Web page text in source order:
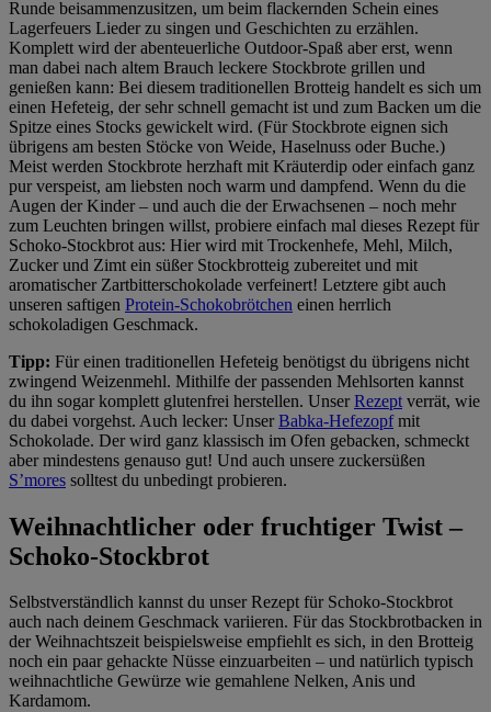
Runde beisammenzusitzen, um beim flackernden Schein eines
Lagerfeuers Lieder zu singen und Geschichten zu erzählen.
Komplett wird der abenteuerliche Outdoor-Spaß aber erst, wenn
man dabei nach altem Brauch leckere Stockbrote grillen und
genießen kann: Bei diesem traditionellen Brotteig handelt es sich um
einen Hefeteig, der sehr schnell gemacht ist und zum Backen um die
Spitze eines Stocks gewickelt wird. (Für Stockbrote eignen sich
übrigens am besten Stöcke von Weide, Haselnuss oder Buche.)
Meist werden Stockbrote herzhaft mit Kräuterdip oder einfach ganz
pur verspeist, am liebsten noch warm und dampfend. Wenn du die
Augen der Kinder – und auch die der Erwachsenen – noch mehr
zum Leuchten bringen willst, probiere einfach mal dieses Rezept für
Schoko-Stockbrot aus: Hier wird mit Trockenhefe, Mehl, Milch,
Zucker und Zimt ein süßer Stockbrotteig zubereitet und mit
aromatischer Zartbitterschokolade verfeinert! Letztere gibt auch
unseren saftigen Protein-Schokobrötchen einen herrlich
schokoladigen Geschmack.
Tipp: Für einen traditionellen Hefeteig benötigst du übrigens nicht
zwingend Weizenmehl. Mithilfe der passenden Mehlsorten kannst
du ihn sogar komplett glutenfrei herstellen. UnserRezept verrät, wie
du dabei vorgehst. Auch lecker: UnserBabka-Hefezopfmit
Schokolade. Der wird ganz klassisch im Ofen gebacken, schmeckt
aber mindestens genauso gut! Und auch unsere zuckersüßen
S’mores solltest du unbedingt probieren.
Weihnachtlicher oder fruchtiger Twist –
Schoko-Stockbrot
Selbstverständlich kannst du unser Rezept für Schoko-Stockbrot
auch nach deinem Geschmack variieren. Für das Stockbrotbacken in
der Weihnachtszeit beispielsweise empfiehlt es sich, in den Brotteig
noch ein paar gehackte Nüsse einzuarbeiten – und natürlich typisch
weihnachtliche Gewürze wie gemahlene Nelken, Anis und
Kardamom.